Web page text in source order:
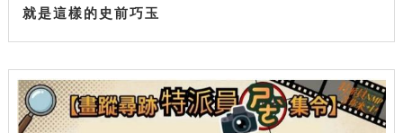
就是這樣的史前巧玉